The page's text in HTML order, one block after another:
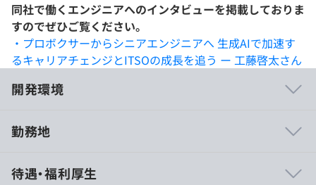
同社で働くエンジニアへのインタビューを掲載しておりま
すのでぜひご覧ください。
・プロボクサーからシニアエンジニアへ 生成AIで加速す
るキャリアチェンジとITSOの成長を追う ー 工藤啓太さん
開発環境
定クラウドに依存しない幅広いキャリア形成が可能
勤務地
待遇・福利厚生